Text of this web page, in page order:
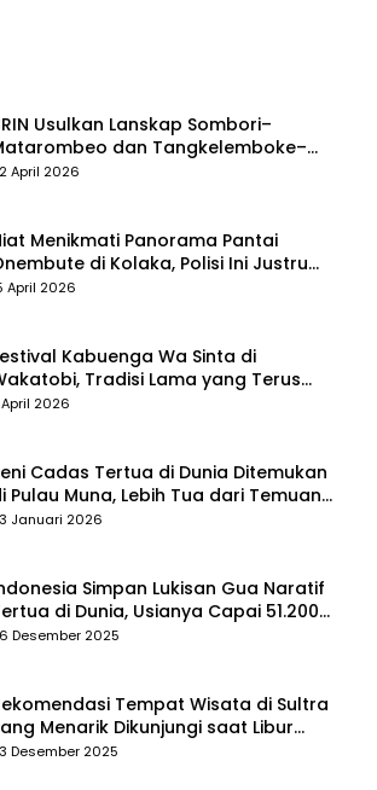
Usulkan Lanskap Sombori–
dan Tangkelemboke–
di Sulawesi Tenggara Jadi
April 2026
Menikmati Panorama Pantai
di Kolaka, Polisi Ini Justru
Membersihkan Sampah
April 2026
Kabuenga Wa Sinta di
Tradisi Lama yang Terus
dan Jadi Daya Tarik Wisata
2026
Cadas Tertua di Dunia Ditemukan
Pulau Muna, Lebih Tua dari Temuan
Maros–Pangkep
Januari 2026
Simpan Lukisan Gua Naratif
di Dunia, Usianya Capai 51.200
Desember 2025
Tempat Wisata di Sultra
Menarik Dikunjungi saat Libur
Baru 2026
Desember 2025